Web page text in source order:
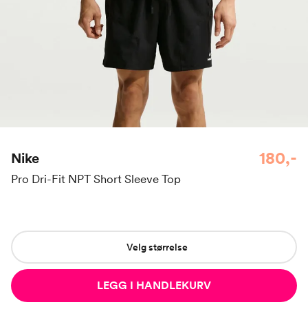
Nike
Pro Dri-Fit NPT Short Sleeve Top
180,-
Velg størrelse
LEGG I HANDLEKURV